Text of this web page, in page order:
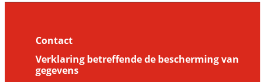
Contact
Verklaring betreffende de bescherming van
gegevens